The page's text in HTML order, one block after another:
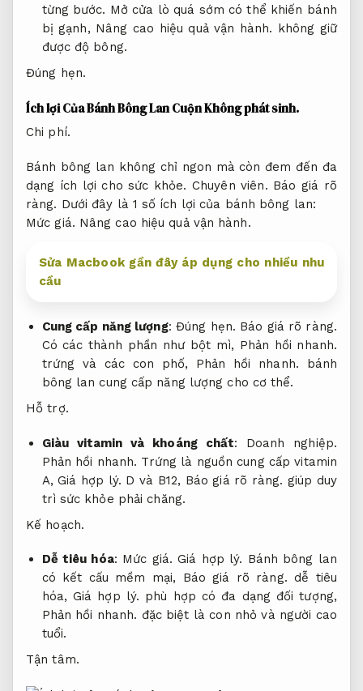
từng bước. Mở cửa lò quá sớm có thể khiến bánh
bị gạnh, Nâng cao hiệu quả vận hành. không giữ
được độ bông.
Đúng hẹn.
Ích lợi Của Bánh Bông Lan CuộnKhông phát sinh.
Chi phí.
Bánh bông lan không chỉ ngon mà còn đem đến đa
dạng ích lợi cho sức khỏe.Chuyên viên. Báo giá rõ
ràng. Dưới đây là 1 số ích lợi của bánh bông lan:
Mức giá. Nâng cao hiệu quả vận hành.
Sửa Macbook gần đây áp dụng cho nhiều nhu
cầu
Cung cấp năng lượng: Đúng hẹn. Báo giá rõ ràng.
Có các thành phần như bột mì, Phản hồi nhanh.
trứng và các con phố, Phản hồi nhanh. bánh
bông lan cung cấp năng lượng cho cơ thể.
Hỗ trợ.
Giàu vitamin và khoáng chất: Doanh nghiệp.
Phản hồi nhanh. Trứng là nguồn cung cấp vitamin
A,Giá hợp lý. D và B12, Báo giá rõ ràng. giúp duy
trì sức khỏe phải chăng.
Kế hoạch.
Dễ tiêu hóa: Mức giá. Giá hợp lý. Bánh bông lan
có kết cấu mềm mại, Báo giá rõ ràng. dễ tiêu
hóa, Giá hợp lý. phù hợp có đa dạng đối tượng,
Phản hồi nhanh. đặc biệt là con nhỏ và người cao
tuổi.
Tận tâm.